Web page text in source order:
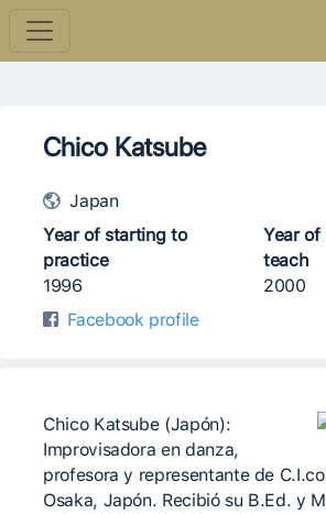
Chico Katsube
Japan
Year of starting to
practice
1996
Year
teach
2000
Facebook profile
Chico Katsube (Japón):
Improvisadora en danza,
profesora y representante de
Osaka, Japón. Recibió su B.Ed. y